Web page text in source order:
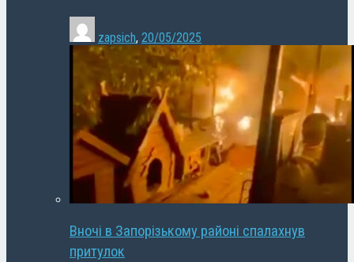
zapsich, 20/05/2025
Вночі в Запорізькому районі спалахнув
притулок